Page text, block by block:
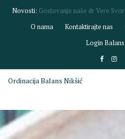
Novosti:Gostovanje dr
O nama
Kontaktirajte nas
Login Balans
Ordinacija Balans Nikšić